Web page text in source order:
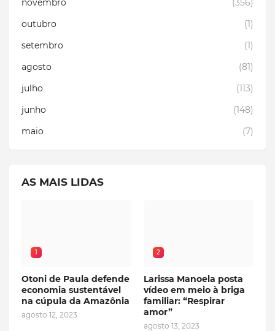
novembro
(356)
outubro
(1)
setembro
(1)
agosto
(81)
julho
(113)
junho
(148)
maio
(7)
AS MAIS LIDAS
1
Otoni de Paula defende
economia sustentável
na cúpula da Amazônia
agosto 12, 2023
2
Larissa Manoela posta
vídeo em meio à briga
familiar: “Respirar
amor”
agosto 13, 2023